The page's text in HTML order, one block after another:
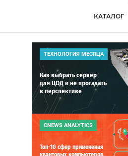
КАТАЛОГ
ТЕХНОЛОГИЯ МЕСЯЦА
Как выбрать сервер
для ЦОД и не прогадать
в перспективе
CNEWS ANALYTICS
Топ-10 сфер применения
квантовых компьютеров.